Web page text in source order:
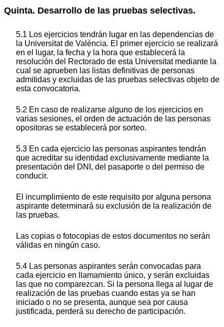
Quinta. Desarrollo de las pruebas selectivas.
5.1 Los ejercicios tendrán lugar en las dependencias de
la Universitat de València. El primer ejercicio se realizará
en el lugar, la fecha y la hora que establecerá la
resolución del Rectorado de esta Universitat mediante la
cual se aprueben las listas definitivas de personas
admitidas y excluidas de las pruebas selectivas objeto de
esta convocatoria.
5.2 En caso de realizarse alguno de los ejercicios en
varias sesiones, el orden de actuación de las personas
opositoras se establecerá por sorteo.
5.3 En cada ejercicio las personas aspirantes tendrán
que acreditar su identidad exclusivamente mediante la
presentación del DNI, del pasaporte o del permiso de
conducir.
El incumplimiento de este requisito por alguna persona
aspirante determinará su exclusión de la realización de
las pruebas.
Las copias o fotocopias de estos documentos no serán
válidas en ningún caso.
5.4 Las personas aspirantes serán convocadas para
cada ejercicio en llamamiento único, y serán excluidas
las que no comparezcan. Si la persona llega al lugar de
realización de las pruebas cuando estas ya se han
iniciado o no se presenta, aunque sea por causa
justificada, perderá su derecho de participación.